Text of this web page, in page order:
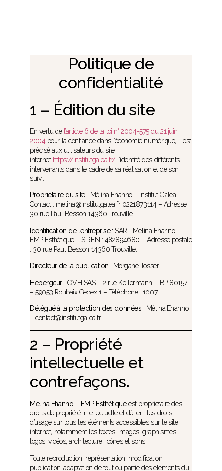
Politique de
confidentialité
1 – Édition du site
En vertu de l’article 6 de la loi n° 2004-575 du 21 juin
2004 pour la confiance dans l’économie numérique, il est
précisé aux utilisateurs du site
internet https://institutgalea.fr/l’identité des différents
intervenants dans le cadre de sa réalisation et de son
suivi:
Propriétaire du site : Mélina Ehanno – Institut Galéa –
Contact : melina@institutgalea.fr 0221873114 – Adresse :
30 rue Paul Besson 14360 Trouville.
Identification de l’entreprise : SARL Mélina Ehanno –
EMP Esthétique – SIREN : 482894680 – Adresse postale
: 30 rue Paul Besson 14360 Trouville.
Directeur de la publication : Morgane Tosser
Hébergeur : OVH SAS – 2 rue Kellermann – BP 80157
– 59053 Roubaix Cedex 1 – Téléphone : 1007
Délégué à la protection des données : Mélina Ehanno
– contact@institutgalea.fr
2 – Propriété
intellectuelle et
contrefaçons.
Mélina Ehanno – EMP Esthétiqueest propriétaire des
droits de propriété intellectuelle et détient les droits
d’usage sur tous les éléments accessibles sur le site
internet, notamment les textes, images, graphismes,
logos, vidéos, architecture, icônes et sons.
Toute reproduction, représentation, modification,
publication, adaptation de tout ou partie des éléments du